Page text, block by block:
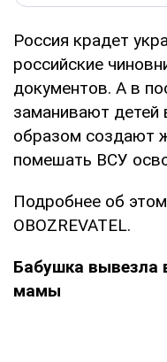
Россия крадет
российские
документов. А в
заманивают
образом создают
помешать ВСУ
Подробнее об
OBOZREVATEL.
Бабушка вывезла
мамы